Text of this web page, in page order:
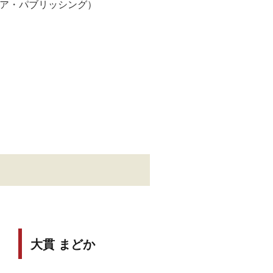
・パブリッシング）
大貫 まどか